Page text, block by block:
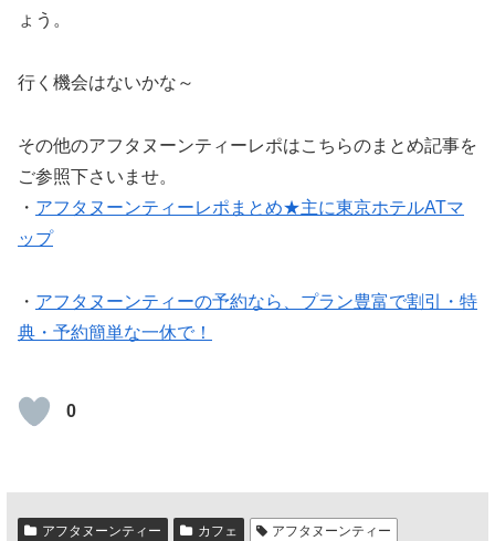
ょう。
行く機会はないかな～
その他のアフタヌーンティーレポはこちらのまとめ記事を
ご参照下さいませ。
・ アフタヌーンティーレポまとめ★主に東京ホテルATマ
ップ
・ アフタヌーンティーの予約なら、プラン豊富で割引・特
典・予約簡単な一休で！
0
アフタヌーンティー カフェ
アフタヌーンティー